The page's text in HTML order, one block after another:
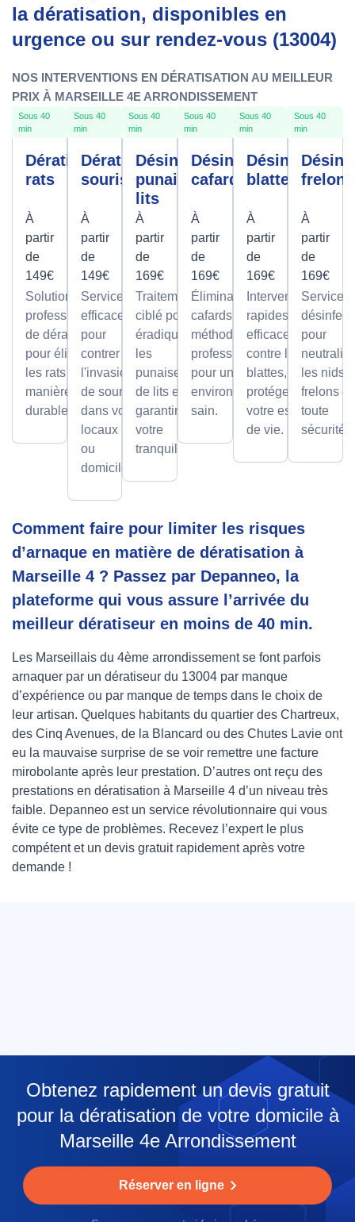
la dératisation, disponibles en
urgence ou sur rendez-vous (13004)
NOS INTERVENTIONS EN DÉRATISATION AU MEILLEUR
PRIX À MARSEILLE 4E ARRONDISSEMENT
Sous 40
min
Dératisation
rats
À
partir
de
149€
Solutions
professionnelles
de dératisation
pour éliminer
les rats de
manière sûre et
durable.
Sous 40
min
Dératisation
souris
À
partir
de
149€
Services
efficaces
pour
contrer
l'invasion
de souris
dans vos
locaux
ou
domicile.
Sous 40
min
Désinfection
punaises de
lits
À
partir
de
169€
Traitement
ciblé pour
éradiquer
les
punaises
de lits et
garantir
votre
tranquillité.
Sous 40
min
Désinfection
cafards
À
partir
de
169€
Élimination des
cafards avec des
méthodes
professionnelles,
pour un
environnement
sain.
Sous 40
min
Désinfection
blattes
À
partir
de
169€
Interventions
rapides et
efficaces
contre les
blattes, pour
protéger
votre espace
de vie.
Sous 40
min
frelons
À
partir
de
169€
Services
pour
les nids
frelons
toute
sécurité.
Comment faire pour limiter les risques
d’arnaque en matière de dératisation à
Marseille 4 ? Passez par Depanneo, la
plateforme qui vous assure l’arrivée du
meilleur dératiseur en moins de 40 min.
Les Marseillais du 4ème arrondissement se font parfois
arnaquer par un dératiseur du 13004 par manque
d’expérience ou par manque de temps dans le choix de
leur artisan. Quelques habitants du quartier des Chartreux,
des Cinq Avenues, de la Blancard ou des Chutes Lavie ont
eu la mauvaise surprise de se voir remettre une facture
mirobolante après leur prestation. D’autres ont reçu des
prestations en dératisation à Marseille 4 d’un niveau très
faible. Depanneo est un service révolutionnaire qui vous
évite ce type de problèmes. Recevez l’expert le plus
compétent et un devis gratuit rapidement après votre
demande !
Obtenez rapidement un devis gratuit
pour la dératisation de votre domicile à
Marseille 4e Arrondissement
Réserver en ligne